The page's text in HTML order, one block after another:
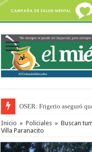
OSER: Frigerio aseguró
La Justicia suspende los
Inicio » Policiales » Buscan
Villa Paranacito